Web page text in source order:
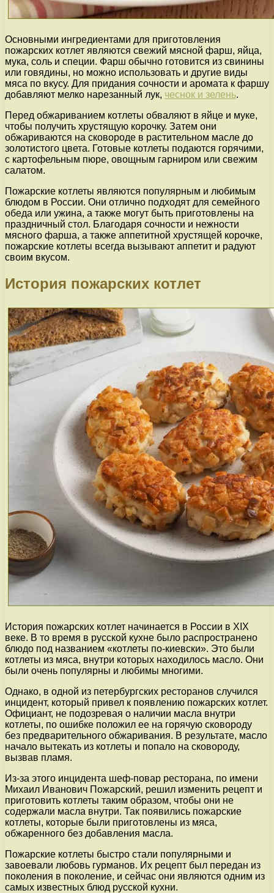
Основными ингредиентами для приготовления
пожарских котлет являются свежий мясной фарш, яйца,
мука, соль и специи. Фарш обычно готовится из свинины
или говядины, но можно использовать и другие виды
мяса по вкусу. Для придания сочности и аромата к фаршу
добавляют мелко нарезанный лук, чеснок и зелень.
Перед обжариванием котлеты обваляют в яйце и муке,
чтобы получить хрустящую корочку. Затем они
обжариваются на сковороде в растительном масле до
золотистого цвета. Готовые котлеты подаются горячими,
с картофельным пюре, овощным гарниром или свежим
салатом.
Пожарские котлеты являются популярным и любимым
блюдом в России. Они отлично подходят для семейного
обеда или ужина, а также могут быть приготовлены на
праздничный стол. Благодаря сочности и нежности
мясного фарша, а также аппетитной хрустящей корочке,
пожарские котлеты всегда вызывают аппетит и радуют
своим вкусом.
История пожарских котлет
История пожарских котлет начинается в России в XIX
веке. В то время в русской кухне было распространено
блюдо под названием «котлеты по-киевски». Это были
котлеты из мяса, внутри которых находилось масло. Они
были очень популярны и любимы многими.
Однако, в одной из петербургских ресторанов случился
инцидент, который привел к появлению пожарских котлет.
Официант, не подозревая о наличии масла внутри
котлеты, по ошибке положил ее на горячую сковороду
без предварительного обжаривания. В результате, масло
начало вытекать из котлеты и попало на сковороду,
вызвав пламя.
Из-за этого инцидента шеф-повар ресторана, по имени
Михаил Иванович Пожарский, решил изменить рецепт и
приготовить котлеты таким образом, чтобы они не
содержали масла внутри. Так появились пожарские
котлеты, которые были приготовлены из мяса,
обжаренного без добавления масла.
Пожарские котлеты быстро стали популярными и
завоевали любовь гурманов. Их рецепт был передан из
поколения в поколение, и сейчас они являются одним из
самых известных блюд русской кухни.